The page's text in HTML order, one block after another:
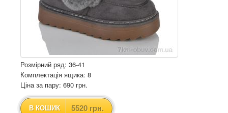
Розмірний ряд: 36-41
Комплектація ящика: 8
Ціна за пару: 690 грн.
В КОШИК 5520 грн.